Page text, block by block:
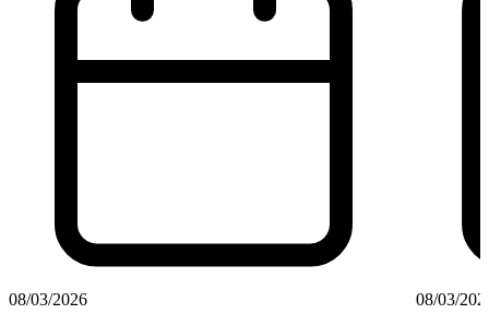
08/03/2026 08/03/